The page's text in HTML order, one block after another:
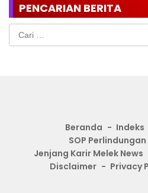
PENCARIAN BERITA
Cari
untuk:
Beranda Indeks
SOP
Jenjang Karir Melek News
Disclaimer
Privacy